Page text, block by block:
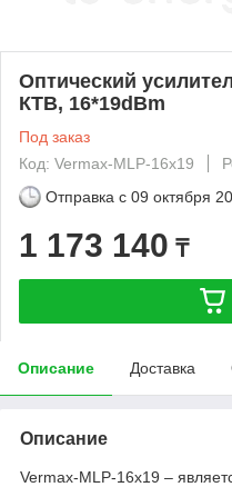
Оптический
КТВ, 16*19dBm
Под заказ
Код: Vermax-MLP-16x19
Отправка с 09 октября
1 173 140 ₸
Описание Доставка
Описание
Vermax-MLP-16x19 –